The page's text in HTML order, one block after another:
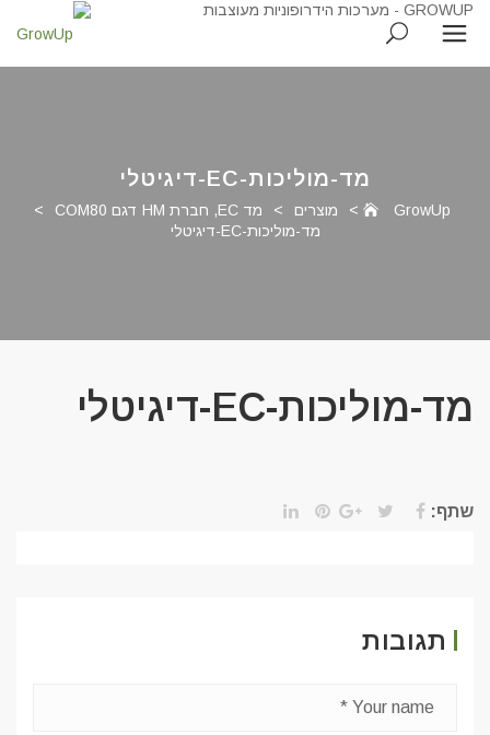
מד-מוליכות-EC-דיגיטלי
GrowUp
> מוצרים > מד EC, חברת HM דגם COM80
>
מד-מוליכות-EC-דיגיטלי
מד-מוליכות-EC-דיגיטלי
שתף:
תגובות